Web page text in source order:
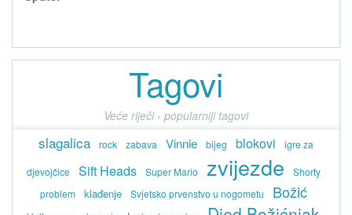
Tagovi
Veće riječi › popularniji tagovi
slagalica rock zabava Vinnie bijeg blokovi igre za
djevojčice Sift Heads Super Mario zvijezde
Shorty
problem
klađenje Svjetsko prvenstvo u nogometu Božić